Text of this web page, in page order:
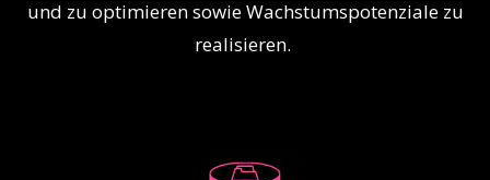
und zu optimieren sowie Wachstumspotenziale zu
realisieren.